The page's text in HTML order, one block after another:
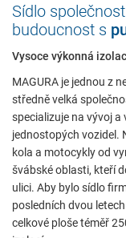
Sídlo
budoucnost s
Vysoce výkonná
MAGURA je jednou z
středně velká
specializuje na vývoj
jednostopých vozidel.
kola a motocykly od
švábské oblasti, kteří
ulici. Aby bylo sídlo
posledních dvou
celkové ploše téměř